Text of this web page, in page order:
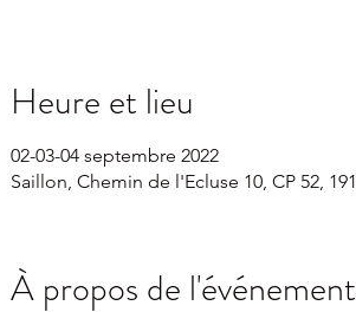
Heure et lieu
02-03-04 septembre 2022
Saillon, Chemin de l'Ecluse 10, CP 52,
À propos de l'événement